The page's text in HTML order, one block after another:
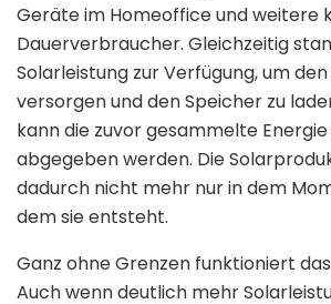
Geräte im Homeoffice und weitere
Dauerverbraucher. Gleichzeitig
Solarleistung zur Verfügung, um
versorgen und den Speicher zu
kann die zuvor gesammelte
abgegeben werden. Die
dadurch nicht mehr nur in dem
dem sie entsteht.
Ganz ohne Grenzen funktioniert
Auch wenn deutlich mehr